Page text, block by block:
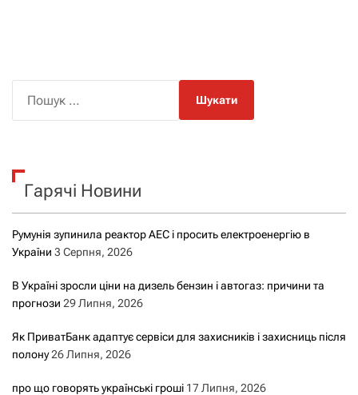
к
Гарячі Новини
Румунія зупинила реактор АЕС і просить електроенергію в
України 3 Серпня, 2026
В Україні зросли ціни на дизель бензин і автогаз: причини та
прогнози 29 Липня, 2026
Як ПриватБанк адаптує сервіси для захисників і захисниць після
полону26 Липня, 2026
про що говорять українські гроші 17 Липня, 2026